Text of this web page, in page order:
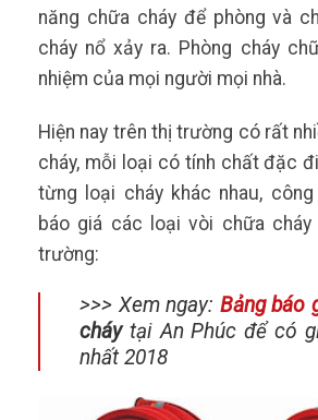
năng chữa cháy để phòng và
cháy nổ xảy ra. Phòng cháy
nhiệm của mọi người mọi nhà.
Hiện nay trên thị trường có rất
cháy, mỗi loại có tính chất đặc
từng loại cháy khác nhau,
báo giá các loại vòi chữa
trường:
>>> Xem ngay: Bảng báo
cháy tại An Phúc để có
nhất 2018